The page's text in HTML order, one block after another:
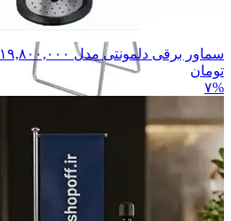
سماور برقی دلمونتی مدل DL450 ۱۹,۸۰۰,۰۰۰
تومان
۷%